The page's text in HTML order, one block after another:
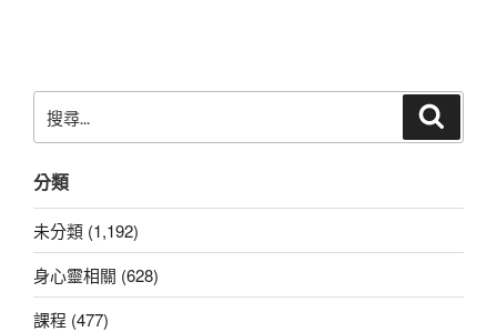
尋
鍵
字:
分類
未分類 (1,192)
身心靈相關 (628)
課程 (477)